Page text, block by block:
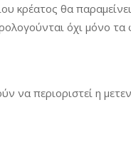
κρέατος θα
όχι μόνο τα
να περιοριστεί η